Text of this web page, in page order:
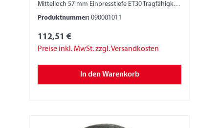
Mittelloch 57 mm Einpresstiefe ET30 Tragfähigkeit
437 kg LI 79N
Produktnummer: 090001011
112,51 €
Preise inkl. MwSt. zzgl. Versandkosten
In den Warenkorb